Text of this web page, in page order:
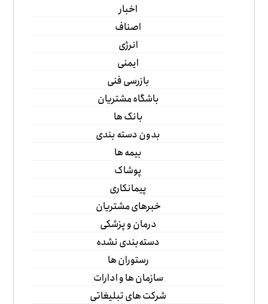
اخبار
اصناف
انرژی
ایمنی
بازرسی فنی
باشگاه مشتریان
بانک ها
بدون دسته بندی
بیمه ها
پوشاک
پیمانکاری
خبرهای مشتریان
درمان و پزشکی
دسته‌بندی نشده
رستوران ها
سازمان ها و ادارات
شرکت های تبلیغاتی